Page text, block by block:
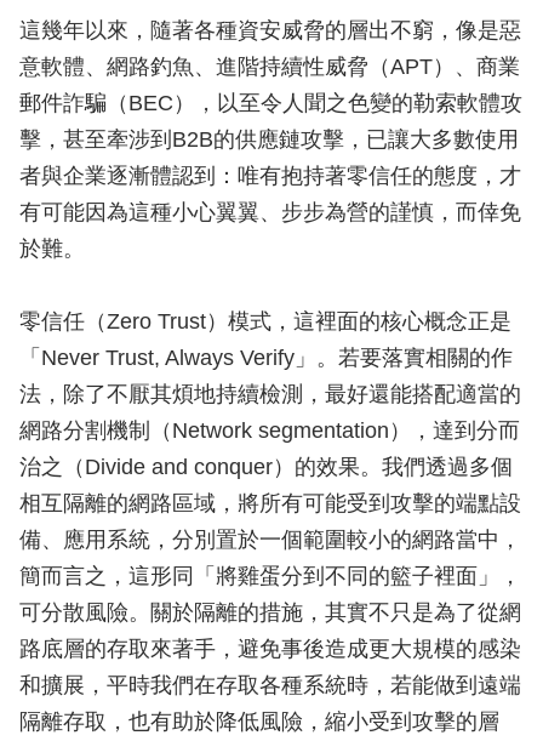
這幾年以來，隨著各種資安威脅的層出不窮，像是惡
意軟體、網路釣魚、進階持續性威脅（APT）、商業
郵件詐騙（BEC），以至令人聞之色變的勒索軟體攻
擊，甚至牽涉到B2B的供應鏈攻擊，已讓大多數使用
者與企業逐漸體認到：唯有抱持著零信任的態度，才
有可能因為這種小心翼翼、步步為營的謹慎，而倖免
於難。
零信任（Zero Trust）模式，這裡面的核心概念正是
「Never Trust, Always Verify」。若要落實相關的作
法，除了不厭其煩地持續檢測，最好還能搭配適當的
網路分割機制（Network segmentation），達到分而
治之（Divide and conquer）的效果。我們透過多個
相互隔離的網路區域，將所有可能受到攻擊的端點設
備、應用系統，分別置於一個範圍較小的網路當中，
簡而言之，這形同「將雞蛋分到不同的籃子裡面」，
可分散風險。關於隔離的措施，其實不只是為了從網
路底層的存取來著手，避免事後造成更大規模的感染
和擴展，平時我們在存取各種系統時，若能做到遠端
隔離存取，也有助於降低風險，縮小受到攻擊的層